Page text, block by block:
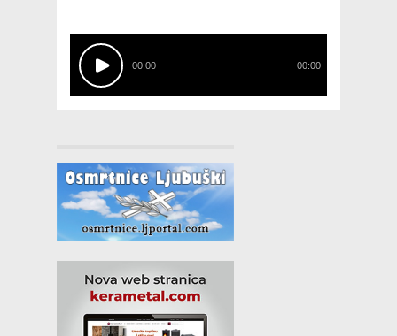
00:00 00:00